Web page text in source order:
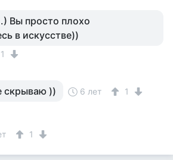
Вы просто плохо
в искусстве))
1
скрываю )) 6 лет 1
1